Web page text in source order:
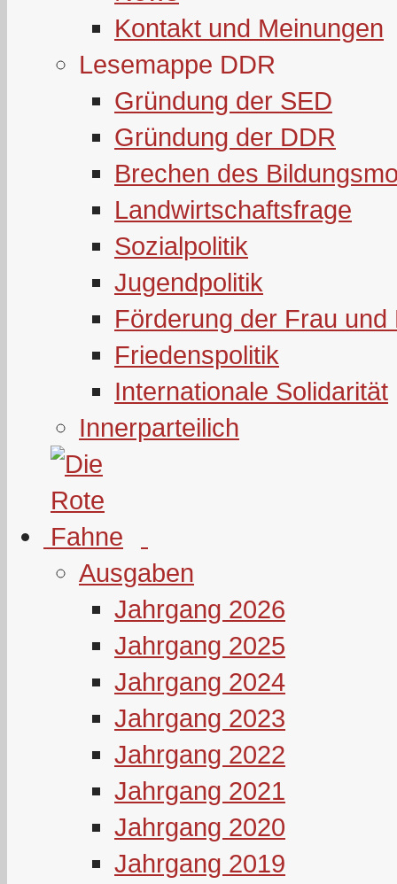
Kontakt und Meinungen
Lesemappe DDR
Gründung der SED
Gründung der DDR
Brechen des
Landwirtschaftsfrage
Sozialpolitik
Jugendpolitik
Förderung der Frau und
Friedenspolitik
Internationale Solidarität
Innerparteilich
Ausgaben
Jahrgang 2026
Jahrgang 2025
Jahrgang 2024
Jahrgang 2023
Jahrgang 2022
Jahrgang 2021
Jahrgang 2020
Jahrgang 2019